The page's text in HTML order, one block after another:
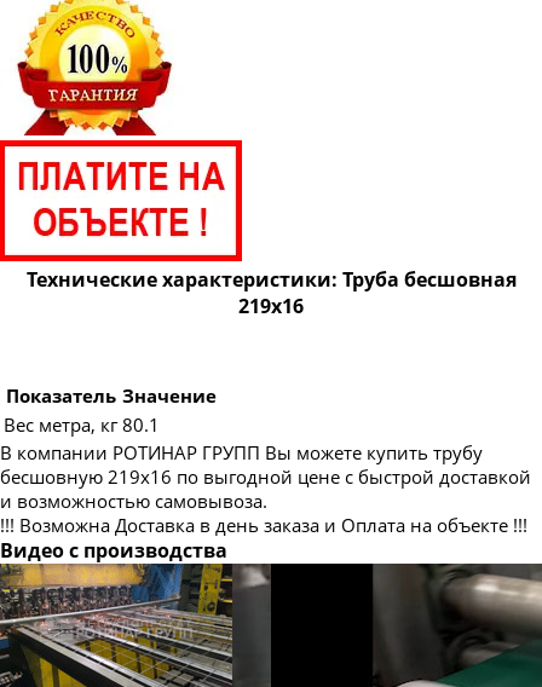
Труба бесшовная 68
Труба бесшовная 70
Труба бесшовная 73
Труба бесшовная 76
Труба бесшовная 83
Труба бесшовная 95
Труба бесшовная 102
Труба бесшовная 121
Труба бесшовная 127
Труба бесшовная 133
Труба бесшовная 140
Труба бесшовная 146
Труба бесшовная 152
Труба бесшовная 159
Труба бесшовная 168
Технические характеристики: Труба бесшовная
219х16
Показатель Значение
Вес метра, кг 80.1
В компании РОТИНАР ГРУПП Вы можете купить трубу
бесшовную 219х16 по выгодной цене с быстрой доставкой
и возможностью самовывоза.
!!! Возможна Доставка в день заказа и Оплата на объекте !!!
Видео с производства